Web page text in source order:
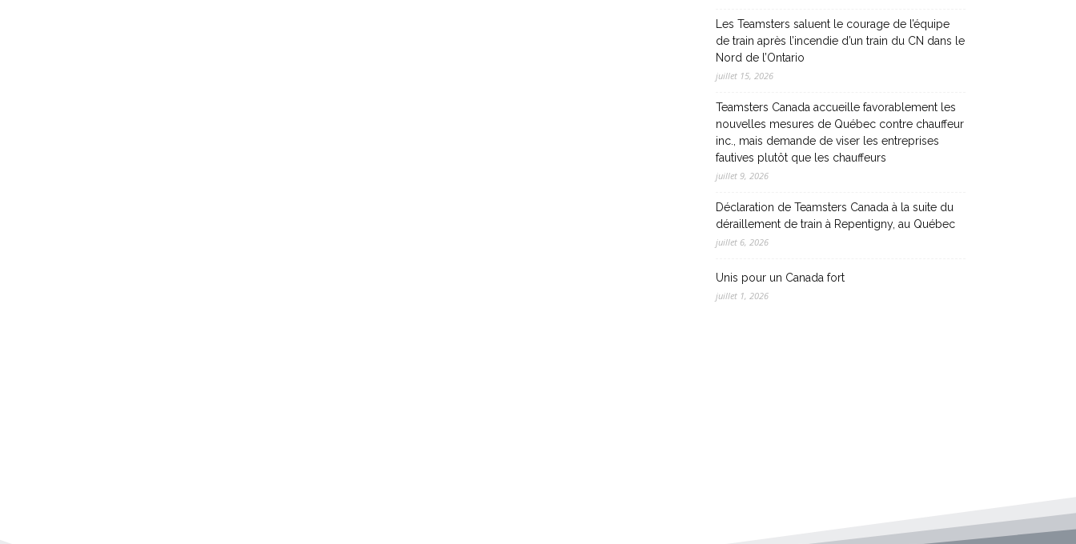
Les Teamsters saluent le courage de l’équipe
de train après l’incendie d’un train du CN dans le
Nord de l’Ontario
juillet 15, 2026
Teamsters Canada accueille favorablement les
nouvelles mesures de Québec contre chauffeur
inc., mais demande de viser les entreprises
fautives plutôt que les chauffeurs
juillet 9, 2026
Déclaration de Teamsters Canada à la suite du
déraillement de train à Repentigny, au Québec
juillet 6, 2026
Unis pour un Canada fort
juillet 1, 2026